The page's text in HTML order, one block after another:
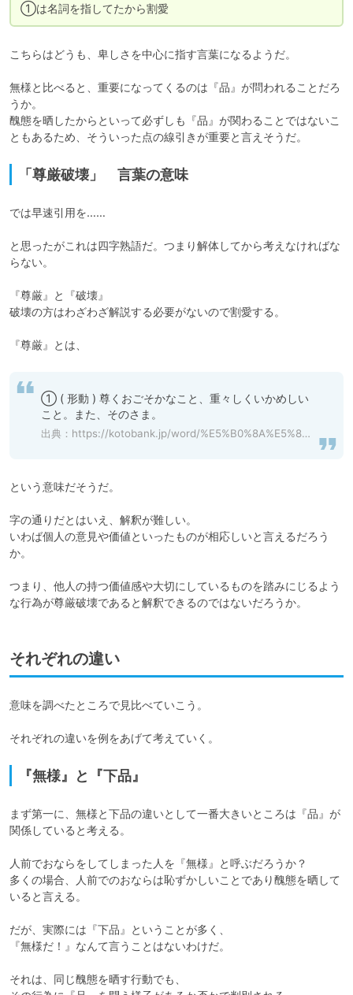
①は名詞を指してたから割愛
こちらはどうも、卑しさを中心に指す言葉になるようだ。
無様と比べると、重要になってくるのは『品』が問われることだろ
うか。
醜態を晒したからといって必ずしも『品』が関わることではないこ
ともあるため、そういった点の線引きが重要と言えそうだ。
「尊厳破壊」 言葉の意味
では早速引用を……
と思ったがこれは四字熟語だ。つまり解体してから考えなければな
らない。
『尊厳』と『破壊』
破壊の方はわざわざ解説する必要がないので割愛する。
『尊厳』とは、
① ( 形動 ) 尊くおごそかなこと、重々しくいかめしい
こと。また、そのさま。
出典： https://kotobank.jp/word/%E5%B0%8A%E5%8E%B3-555826#goog_rewarded
という意味だそうだ。
字の通りだとはいえ、解釈が難しい。
いわば個人の意見や価値といったものが相応しいと言えるだろう
か。
つまり、他人の持つ価値感や大切にしているものを踏みにじるよう
な行為が尊厳破壊であると解釈できるのではないだろうか。
それぞれの違い
意味を調べたところで見比べていこう。
それぞれの違いを例をあげて考えていく。
『無様』と『下品』
まず第一に、無様と下品の違いとして一番大きいところは『品』が
関係していると考える。
人前でおならをしてしまった人を『無様』と呼ぶだろうか？
多くの場合、人前でのおならは恥ずかしいことであり醜態を晒して
いると言える。
だが、実際には『下品』ということが多く、
『無様だ！』なんて言うことはないわけだ。
それは、同じ醜態を晒す行動でも、